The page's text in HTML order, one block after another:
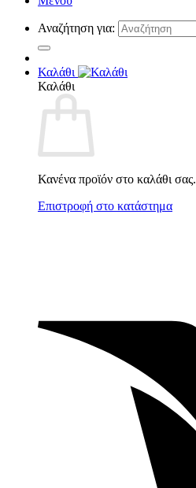
Αναζήτηση για:
Καλάθι
Καλάθι
Κανένα προϊόν στο καλάθι σας.
Επιστροφή στο κατάστημα